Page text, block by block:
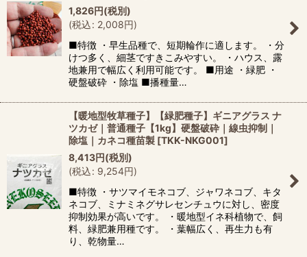
1,826円(税別)
(税込: 2,008円)
■特徴 ・早生品種で、短期輪作に適します。 ・分
けつ多く、細茎ですきこみやすい。 ・ハウス、露
地兼用で幅広く利用可能です。 ■用途 ・緑肥 ・
硬盤破砕 ・除塩 ■播種量…
【暖地型牧草種子】【緑肥種子】ギニアグラス ナ
ツカゼ｜普通種子【1kg】硬盤破砕｜線虫抑制｜
除塩｜カネコ種苗製 [TKK-NKG001]
8,413円(税別)
(税込: 9,254円)
■特徴 ・サツマイモネコブ、ジャワネコブ、キタ
ネコブ、ミナミネグサレセンチュウに対し、密度
抑制効果が高いです。 ・暖地型イネ科植物で、飼
料、緑肥兼用種です。 ・葉幅広く、再生力も有
り、乾物量…